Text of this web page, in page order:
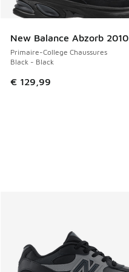
New Balance Abzorb 2010
Primaire-College Chaussures
Black - Black
€ 129,99